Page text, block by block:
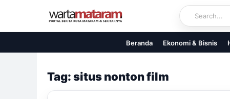
content
Beranda Ekonomi & Bisnis
Tag: situs nonton film